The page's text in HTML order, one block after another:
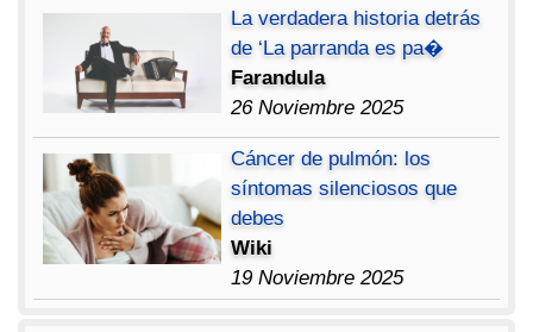
La verdadera historia detrás
de ‘La parranda es pa�
Farandula
26 Noviembre 2025
Cáncer de pulmón: los
síntomas silenciosos que
debes
Wiki
19 Noviembre 2025